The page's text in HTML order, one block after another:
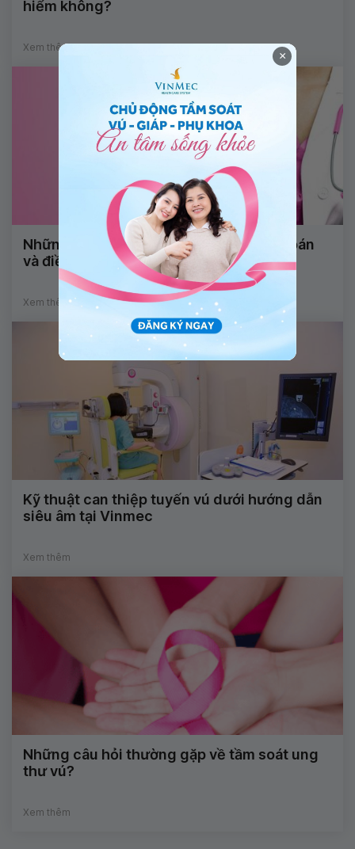
hiểm không?
Xem thêm
Những kỹ thuật ứng dụng trong chẩn đoán
và điều trị bệnh lý tuyến vú
Xem thêm
Kỹ thuật can thiệp tuyến vú dưới hướng dẫn
siêu âm tại Vinmec
Xem thêm
Những câu hỏi thường gặp về tầm soát ung
thư vú?
Xem thêm
×